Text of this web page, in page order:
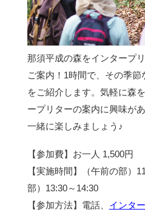
那須平成の森をインタープ
ご案内！1時間で、その季
をご紹介します。気軽に森
ープリターの案内に興味が
一緒に楽しみましょう♪
【参加費】お一人 1,500円
【実施時間】（午前の部）
部）13:30～14:30
【参加方法】電話、 インタ